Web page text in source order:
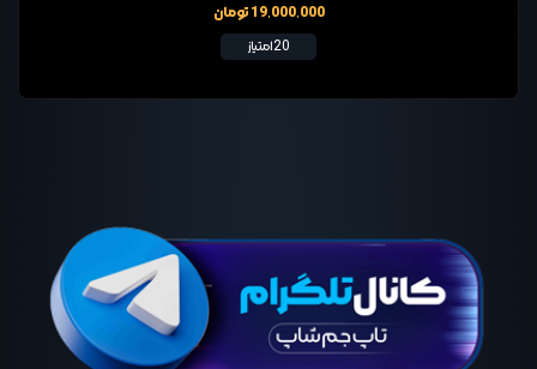
19,000,000 تومان
20 امتیاز